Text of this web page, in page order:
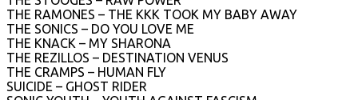
THE RAMONES – THE KKK TOOK MY BABY AWAY
THE SONICS – DO YOU LOVE ME
THE KNACK – MY SHARONA
THE REZILLOS – DESTINATION VENUS
THE CRAMPS – HUMAN FLY
SUICIDE – GHOST RIDER